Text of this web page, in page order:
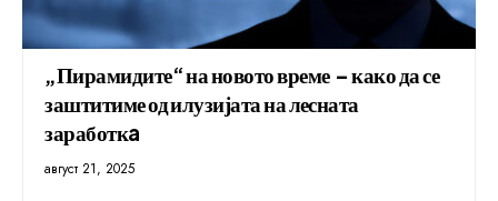
„Пирамидите“ на новото време – како да се
заштитиме од илузијата на лесната
заработкa
август 21, 2025